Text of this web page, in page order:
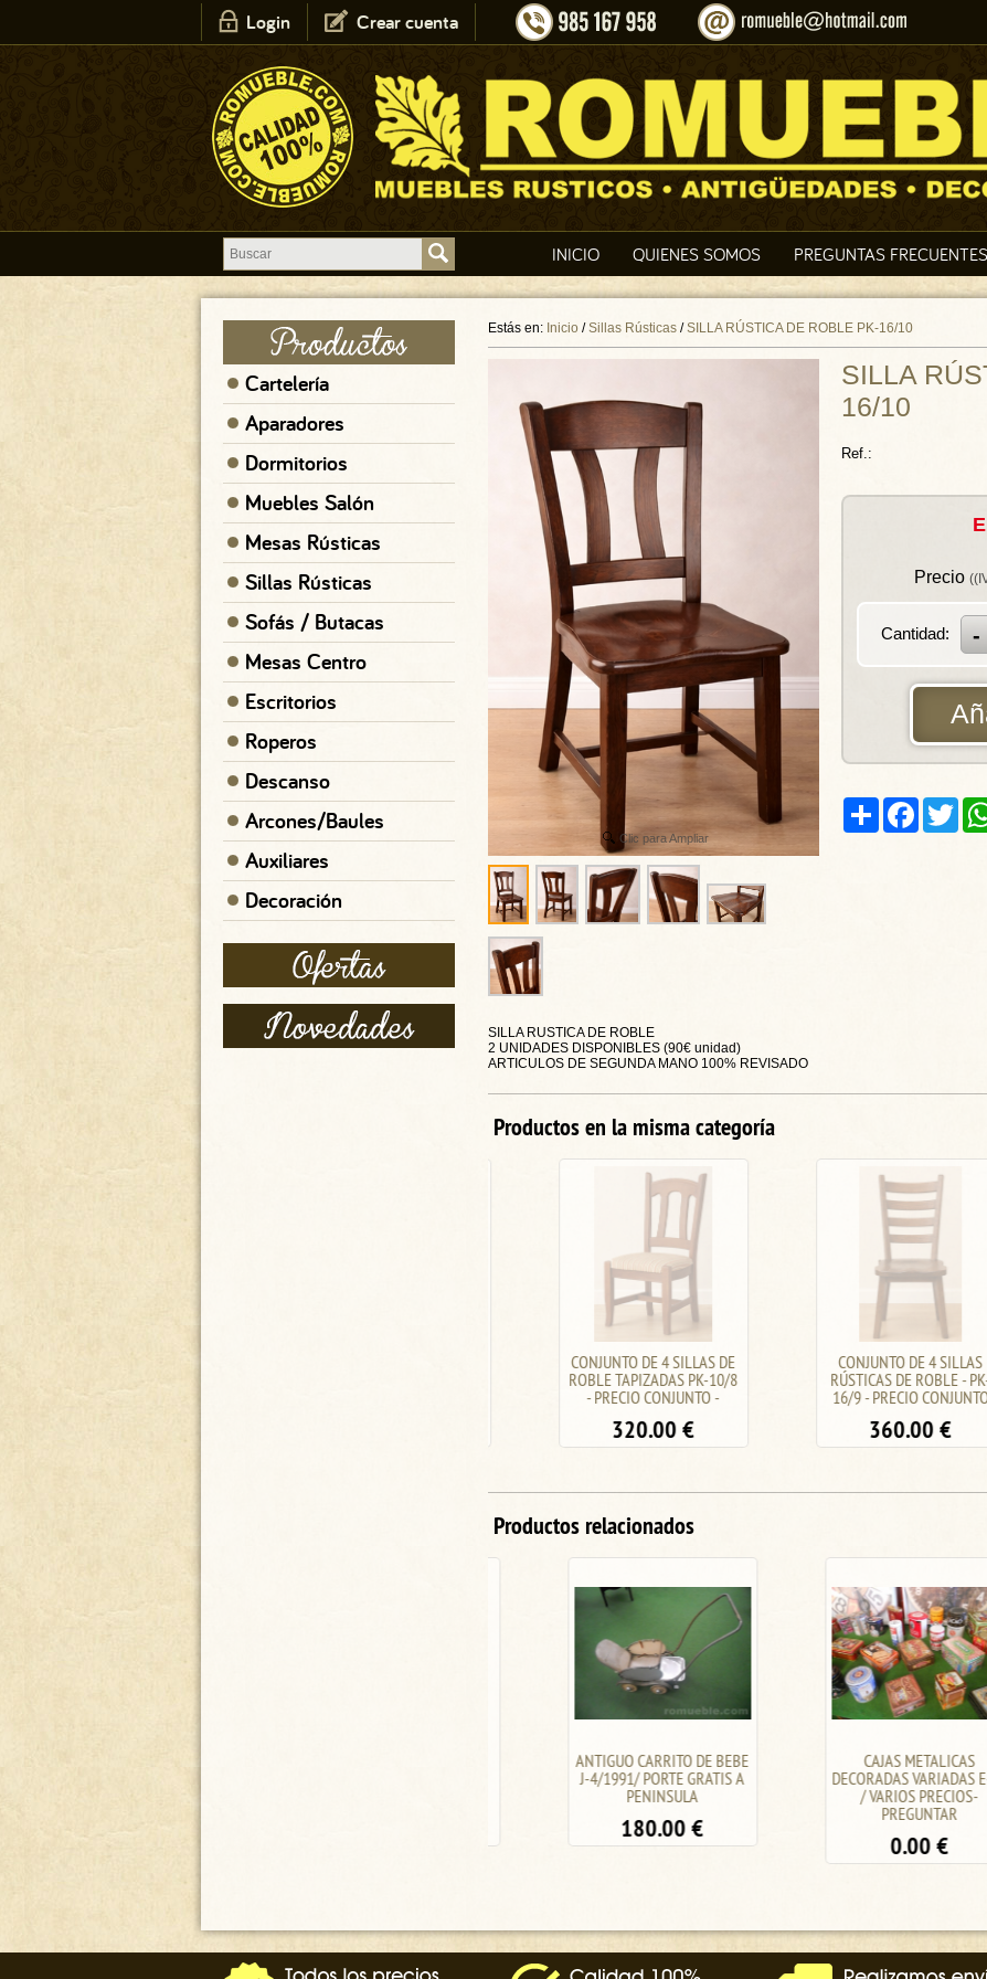
Login Crear cuenta
INICIO QUIENES SOMOS PREGUNTAS FRECUENTES
Cartelería
Aparadores
Dormitorios
Muebles Salón
Mesas Rústicas
Sillas Rústicas
Sofás / Butacas
Mesas Centro
Escritorios
Roperos
Descanso
Arcones/Baules
Auxiliares
Decoración
Estás en: Inicio /Sillas Rústicas /SILLA RÚSTICA DE ROBLE PK-16/10
Clic para Ampliar
SILLA
16/10
Ref.:
Precio
Cantidad:
Share Facebook
SILLA RUSTICA DE ROBLE
2 UNIDADES DISPONIBLES (90€ unidad)
ARTICULOS DE SEGUNDA MANO 100% REVISADO
Productos en la misma categoría
CONJUNTO DE 4 SILLAS DE
ROBLE TAPIZADAS PK-10/8
- PRECIO CONJUNTO -
320.00€
CONJUNTO DE 4 SILLAS
RÚSTICAS DE ROBLE - PK-
16/9 - PRECIO CONJUNTO
360.00€
Productos relacionados
ANTIGUO CARRITO DE BEBE
J-4/1991/ PORTE GRATIS A
PENINSULA
180.00€
CAJAS METALICAS
DECORADAS VARIADAS E-11
/ VARIOS PRECIOS-
PREGUNTAR
€